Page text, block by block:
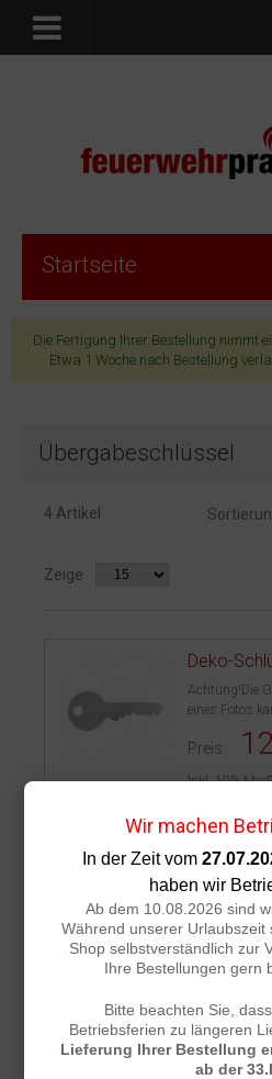
Wir machen
In der Zeit vom
haben wir
Ab dem 10.08.2026 sind
Während unserer Urlaubszeit
Shop selbstverständlich zur
Ihre Bestellungen gern
Bitte beachten Sie,
Betriebsferien zu längeren
Lieferung Ihrer Bestellung
ab der
Startseite
Die Fertigung Ihrer Bestellung nimmt
Etwa 1 Woche nach Bestellung
Übergabeschlüssel
4 Artikel
Zeige
Deko-
Achtung!Die
eines Fotos
Preis:
Inkl. 19%
In
Edelstahl
Material:
Preis:
Inkl. 19%